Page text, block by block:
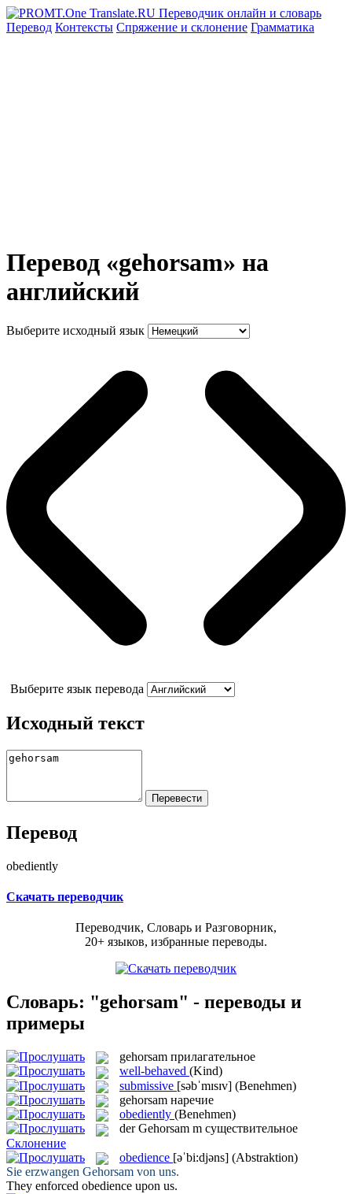
Перевод Контексты Спряжение и склонение Грамматика
Перевод «gehorsam» на
английский
Выберите исходный язык
Выберите язык перевода
Исходный текст
Перевод
obediently
Скачать переводчик
Переводчик, Словарь и Разговорник,
20+ языков, избранные переводы.
Словарь: "gehorsam" - переводы и
примеры
gehorsam прилагательное
well-behaved (Kind)
submissive [səbˈmɪsɪv] (Benehmen)
gehorsam наречие
obediently (Benehmen)
derGehorsam m существительное
Склонение
obedience [əˈbi:djəns] (Abstraktion)
Sie erzwangen Gehorsam von uns.
They enforced obedience upon us.